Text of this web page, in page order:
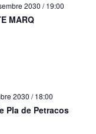
2030 / 19:00
MARQ
2030 / 18:00
Pla de Petracos